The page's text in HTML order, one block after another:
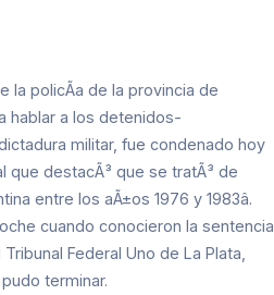
la policÃ­a de la provincia de
hablar a los detenidos-
militar, fue condenado hoy
que destacÃ³ que se tratÃ³ de
entre los aÃ±os 1976 y 1983â.
cuando conocieron la sentencia
Federal Uno de La Plata,
terminar.